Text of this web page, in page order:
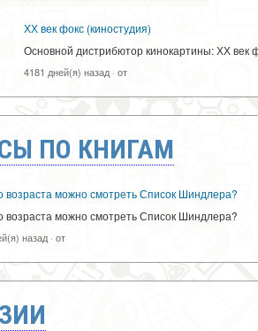
ХХ век фокс (киностудия)
Основной дистрибютор кинокартины: ХХ век
4181 дней(я) назад · от
ПО КНИГАМ
возраста можно смотреть Список Шиндлера?
возраста можно смотреть Список Шиндлера?
назад · от